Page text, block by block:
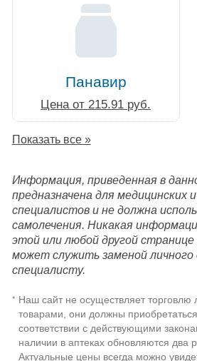
Панавир
Цена от 215.91 руб.
Показать все »
Информация, приведенная в
предназначена для медицинских
специалистов и не должна
самолечения. Никакая
этой или любой другой
может служить заменой личного
специалисту.
* Наш сайт не осуществляет торговлю
товарами, они должны
соответствии с действующими
наличии в аптеках обновляются два
Актуальные цены всегда можно